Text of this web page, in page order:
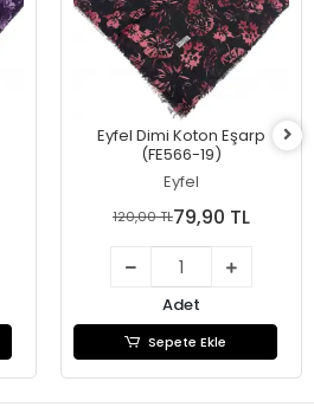
Eyfel Dimi Koton Eşarp
(FE566-19)
Eyfel
120,00 TL79,90 TL
Adet
Sepete Ekle